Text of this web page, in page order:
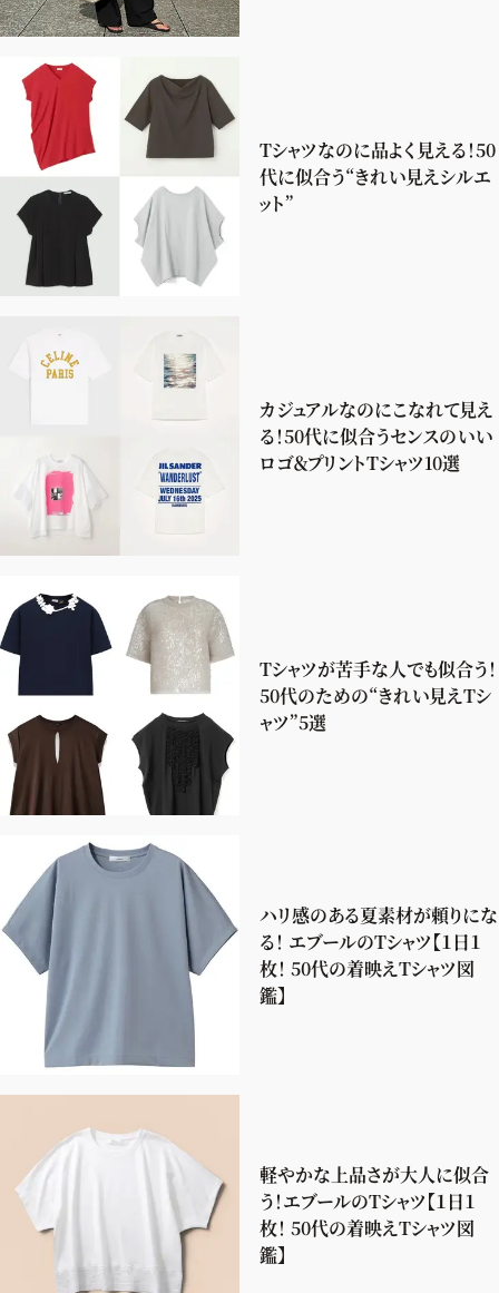
Tシャツなのに品よく見える！50
代に似合う“きれい見えシルエ
ット”
カジュアルなのにこなれて見え
る！50代に似合うセンスのいい
ロゴ＆プリントTシャツ10選
Tシャツが苦手な人でも似合う！
50代のための“きれい見えTシ
ャツ”5選
ハリ感のある夏素材が頼りにな
る！ エブールのTシャツ【１日１
枚！ 50代の着映えTシャツ図
鑑】
軽やかな上品さが大人に似合
う！エブールのTシャツ【１日１
枚！ 50代の着映えTシャツ図
鑑】